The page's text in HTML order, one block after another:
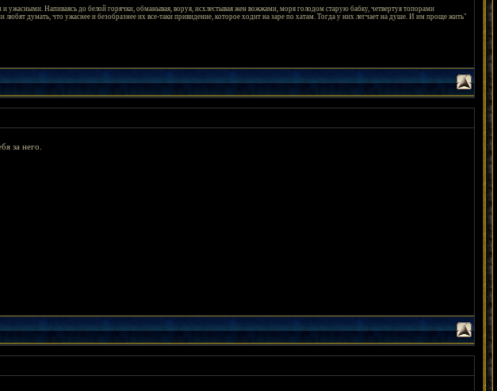
Напиваясь до белой горячки, обманывая, воруя, исхлестывая жен вожжами, моря голодом старую бабку, четвертуя топорами
думать, что ужаснее и безобразнее их все-таки привидение, которое ходит на заре по хатам. Тогда у них легчает на душе. И им проще жить"
за него.